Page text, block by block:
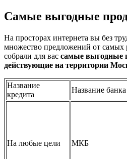
Самые выгодные
На просторах интернета вы без
множество предложений от
собрали для вас самые выгодные
действующие на территории
Название
кредита
Название банка
На любые цели МКБ